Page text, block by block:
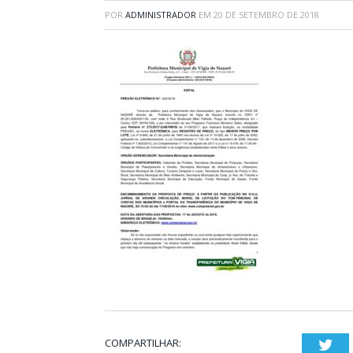
POR ADMINISTRADOR EM 20 DE SETEMBRO DE 2018
COMPARTILHAR: